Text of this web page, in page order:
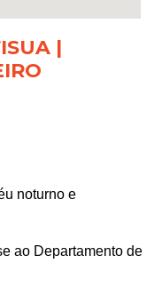
|
noturno e
ao Departamento de